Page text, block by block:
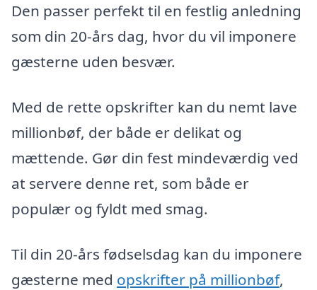
Den passer perfekt til en festlig anledning
som din 20-års dag, hvor du vil imponere
gæsterne uden besvær.
Med de rette opskrifter kan du nemt lave
millionbøf, der både er delikat og
mættende. Gør din fest mindeværdig ved
at servere denne ret, som både er
populær og fyldt med smag.
Til din 20-års fødselsdag kan du imponere
gæsterne med opskrifter på millionbøf,